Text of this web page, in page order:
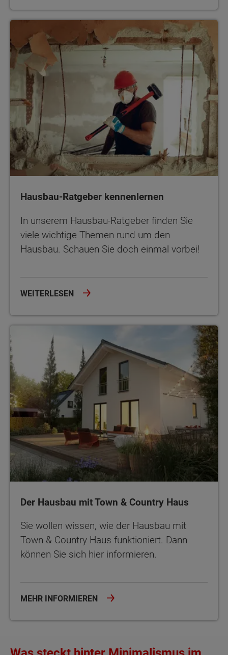
Hausbau-Ratgeber kennenlernen
Hausbau-Ratgeber kennenlernen
In unserem Hausbau-Ratgeber finden Sie
viele wichtige Themen rund um den
Hausbau. Schauen Sie doch einmal vorbei!
WEITERLESEN
Der Hausbau mit Town & Country Haus
Sie wollen wissen, wie der Hausbau mit
Town & Country Haus funktioniert. Dann
können Sie sich hier informieren.
MEHR INFORMIEREN